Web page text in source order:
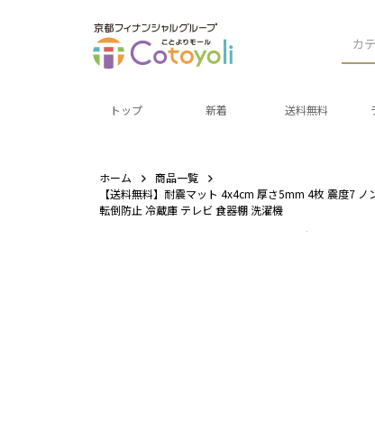
カ
トップ 新着 送料無料
ホーム
商品一覧
【送料無料】耐震マット 4x4cm 厚さ5mm 4枚 震度7
転倒防止 冷蔵庫 テレビ 食器棚 洗濯機